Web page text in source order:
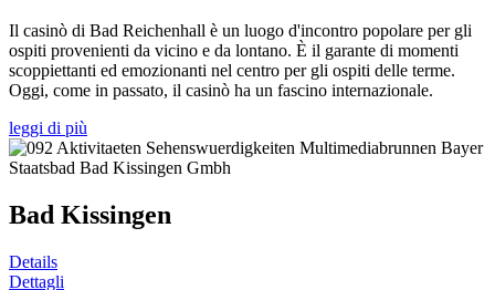
Il casinò di Bad Reichenhall è un luogo d'incontro popolare per gli
ospiti provenienti da vicino e da lontano. È il garante di momenti
scoppiettanti ed emozionanti nel centro per gli ospiti delle terme.
Oggi, come in passato, il casinò ha un fascino internazionale.
leggi di più
Bad Kissingen
Details
Dettagli